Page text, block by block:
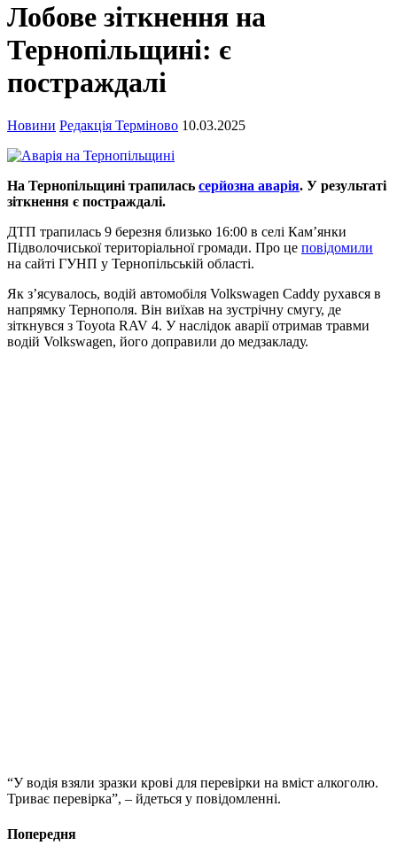
Лобове зіткнення на
Тернопільщині: є
постраждалі
Новини Редакція Терміново 10.03.2025
На Тернопільщині трапилась серйозна аварія. У результаті
зіткнення є постраждалі.
ДТП трапилась 9 березня близько 16:00 в селі Кам’янки
Підволочиської територіальної громади. Про це повідомили
на сайті ГУНП у Тернопільській області.
Як з’ясувалось, водій автомобіля Volkswagen Caddy рухався в
напрямку Тернополя. Він виїхав на зустрічну смугу, де
зіткнувся з Toyota RAV 4. У наслідок аварії отримав травми
водій Volkswagen, його доправили до медзакладу.
“У водія взяли зразки крові для перевірки на вміст алкоголю.
Триває перевірка”, – йдеться у повідомленні.
Попередня